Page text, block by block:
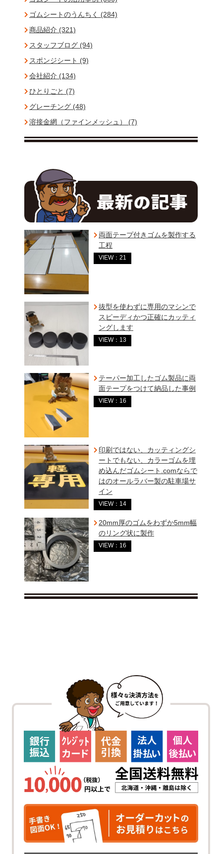
ゴムシートのうんちく (284)
商品紹介 (321)
スタッフブログ (94)
スポンジシート (9)
会社紹介 (134)
ひとりごと (7)
グレーチング (48)
溶接金網（ファインメッシュ） (7)
両面テープ付きゴムを製作する
工程
VIEW：21
抜型を使わずに専用のマシンで
スピーディかつ正確にカッティ
ングします
VIEW：13
テーパー加工したゴム製品に両
面テープをつけて納品した事例
VIEW：16
印刷ではない、カッティングシ
ートでもない、カラーゴムを埋
め込んだゴムシート.comならで
はのオールラバー製の駐車場サ
イン
VIEW：14
20mm厚のゴムをわずか5mm幅
のリング状に製作
VIEW：16